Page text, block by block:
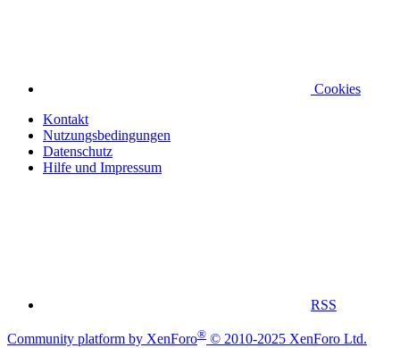
Cookies
Kontakt
Nutzungsbedingungen
Datenschutz
Hilfe und Impressum
RSS
Community platform by XenForo® © 2010-2025 XenForo Ltd.